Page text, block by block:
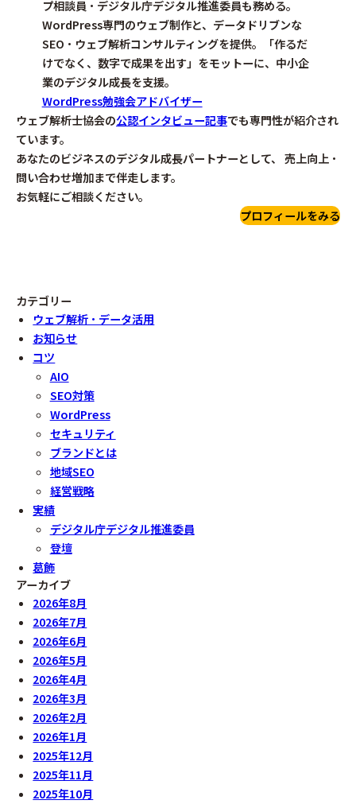
プ相談員・デジタル庁デジタル推進委員も務める。
WordPress専門のウェブ制作と、データドリブンな
SEO・ウェブ解析コンサルティングを提供。「作るだ
けでなく、数字で成果を出す」をモットーに、中小企
業のデジタル成長を支援。
WordPress勉強会アドバイザー
ウェブ解析士協会の公認インタビュー記事でも専門性が紹介され
ています。
あなたのビジネスのデジタル成長パートナーとして、 売上向上・
問い合わせ増加まで伴走します。
お気軽にご相談ください。
プロフィールをみる
カテゴリー
ウェブ解析・データ活用
お知らせ
コツ
AIO
SEO対策
WordPress
セキュリティ
ブランドとは
地域SEO
経営戦略
実績
デジタル庁デジタル推進委員
登壇
葛飾
アーカイブ
2026年8月
2026年7月
2026年6月
2026年5月
2026年4月
2026年3月
2026年2月
2026年1月
2025年12月
2025年11月
2025年10月